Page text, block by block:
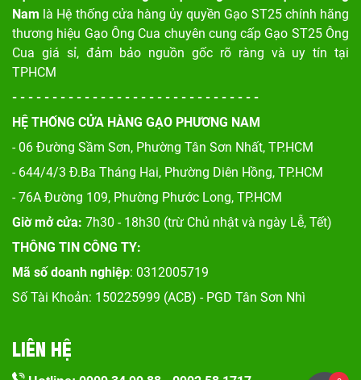
Nam là Hệ thống cửa hàng ủy quyền Gạo ST25 chính hãng
thương hiệu Gạo Ông Cua chuyên cung cấp Gạo ST25 Ông
Cua giá sỉ, đảm bảo nguồn gốc rõ ràng và uy tín tại
TPHCM
- - - - - - - - - - - - - - - - - - - - - - - - - - - - - - -
HỆ THỐNG CỬA HÀNG GẠO PHƯƠNG NAM
- 06 Đường Sầm Sơn, Phường Tân Sơn Nhất, TP.HCM
- 644/4/3 Đ.Ba Tháng Hai, Phường Diên Hồng, TP.HCM
- 76A Đường 109, Phường Phước Long, TP.HCM
Giờ mở cửa: 7h30 - 18h30 (trừ Chủ nhật và ngày Lễ, Tết)
THÔNG TIN CÔNG TY:
Mã số doanh nghiệp: 0312005719
Số Tài Khoản: 150225999 (ACB) - PGD Tân Sơn Nhì
LIÊN HỆ